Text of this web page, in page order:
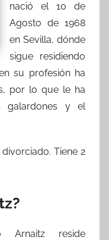
nació el 10 de
Agosto de 1968
en Sevilla, dónde
sigue residiendo
su profesión ha
por lo que le ha
galardones y el
Tiene 2
Arnaitz reside